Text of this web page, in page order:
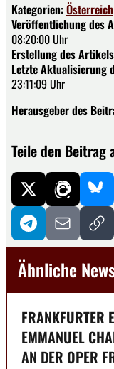
Kategorien:Österreich
Veröffentlichung des
08:20:00 Uhr
Erstellung des
Letzte Aktualisierung
23:11:09 Uhr
Herausgeber des
Teile den Beitrag
Ähnliche
FRANKFURTER
EMMANUEL
AN DER OPER